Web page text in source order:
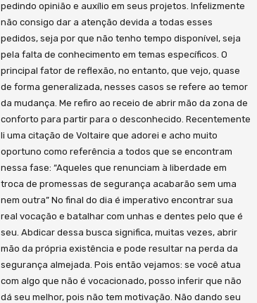
pedindo opinião e auxílio em seus projetos. Infelizmente
não consigo dar a atenção devida a todas esses
pedidos, seja por que não tenho tempo disponível, seja
pela falta de conhecimento em temas específicos. O
principal fator de reflexão, no entanto, que vejo, quase
de forma generalizada, nesses casos se refere ao temor
da mudança. Me refiro ao receio de abrir mão da zona de
conforto para partir para o desconhecido. Recentemente
li uma citação de Voltaire que adorei e acho muito
oportuno como referência a todos que se encontram
nessa fase: “Aqueles que renunciam à liberdade em
troca de promessas de segurança acabarão sem uma
nem outra” No final do dia é imperativo encontrar sua
real vocação e batalhar com unhas e dentes pelo que é
seu. Abdicar dessa busca significa, muitas vezes, abrir
mão da própria existência e pode resultar na perda da
segurança almejada. Pois então vejamos: se você atua
com algo que não é vocacionado, posso inferir que não
dá seu melhor, pois não tem motivação. Não dando seu